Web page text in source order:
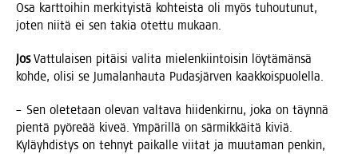
Osa kart­toi­hin mer­ki­tyis­tä koh­teis­ta oli myös tuhou­tu­nut,
joten nii­tä ei sen takia otet­tu mukaan.
JosVat­tu­lai­sen pitäi­si vali­ta mie­len­kiin­toi­sin löy­tä­män­sä
koh­de, oli­si se Juma­lan­hau­ta Pudas­jär­ven kaakkoispuolella.
– Sen ole­te­taan ole­van val­ta­va hii­den­kir­nu, joka on täyn­nä
pien­tä pyö­re­ää kiveä. Ympä­ril­lä on sär­mik­käi­tä kiviä.
Kyläyh­dis­tys on teh­nyt pai­kal­le vii­tat ja muu­ta­man pen­kin,